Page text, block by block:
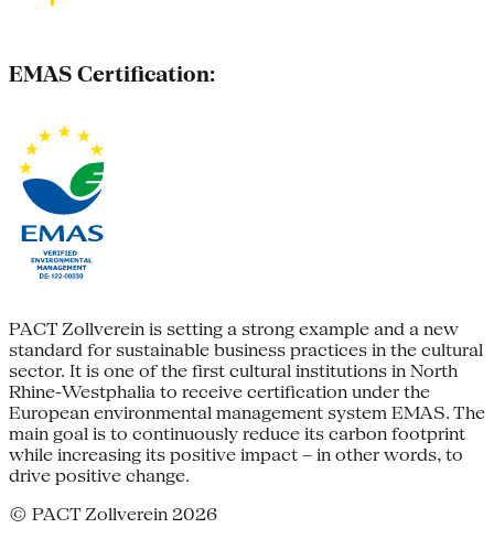
EMAS Certification:
PACT Zollverein is setting a strong example and a new
standard for sustainable business practices in the cultural
sector. It is one of the first cultural institutions in North
Rhine-Westphalia to receive certification under the
European environmental management system EMAS. The
main goal is to continuously reduce its carbon footprint
while increasing its positive impact – in other words, to
drive positive change.
© PACT Zollverein 2026